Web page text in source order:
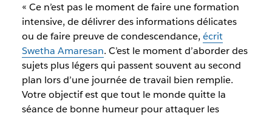
« Ce n’est pas le moment de faire une formation
intensive, de délivrer des informations délicates
ou de faire preuve de condescendance, écrit
Swetha Amaresan. C’est le moment d’aborder des
sujets plus légers qui passent souvent au second
plan lors d’une journée de travail bien remplie.
Votre objectif est que tout le monde quitte la
séance de bonne humeur pour attaquer les